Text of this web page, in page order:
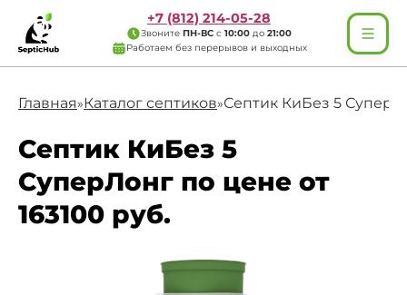
+7 (812) 214-05-28
Звоните ПН-ВС с 10:00 до 21:00
Работаем без перерывов и выходных
Главная»Каталог септиков»Септик КиБез 5
Септик КиБез 5
СуперЛонг по цене от
163100 руб.